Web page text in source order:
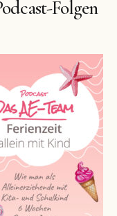
Folgen